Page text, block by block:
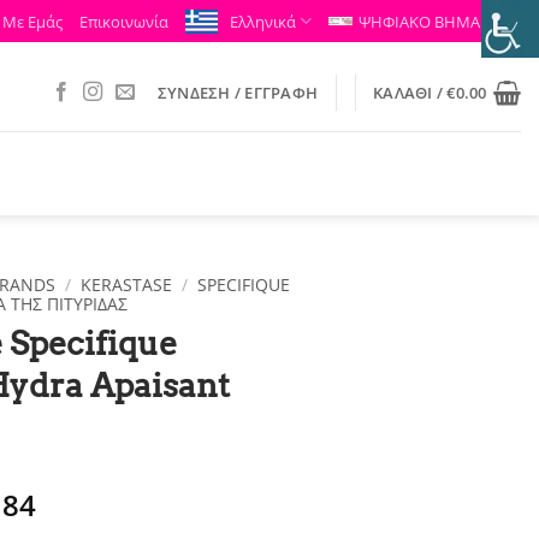
Με Εμάς Επικοινωνία Ελληνικά ΨΗΦΙΑΚΟ ΒΗΜΑ
ΣΎΝΔΕΣΗ / ΕΓΓΡΑΦΉ ΚΑΛΆΘΙ /€0.00
/ KERASTASE / SPECIFIQUE
ΤΗΣ ΠΙΤΥΡΊΔΑΣ
Specifique
Apaisant
Η